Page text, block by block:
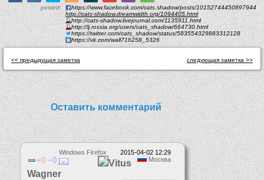
posted:
https://www.facebook.com/cats.shadow/posts/10152744450897944
http://cats-shadow.dreamwidth.org/1094405.html
http://cats-shadow.livejournal.com/1135911.html
http://lj.rossia.org/users/cats_shadow/664730.html
https://twitter.com/cats_shadow/status/583554329883312128
https://vk.com/wall716258_5326
<< предыдущая заметка следующая заметка >>
Оставить комментарий
2015-04-02 12:29
Windows Firefox
Москва
0 0
Vitus
Wagner